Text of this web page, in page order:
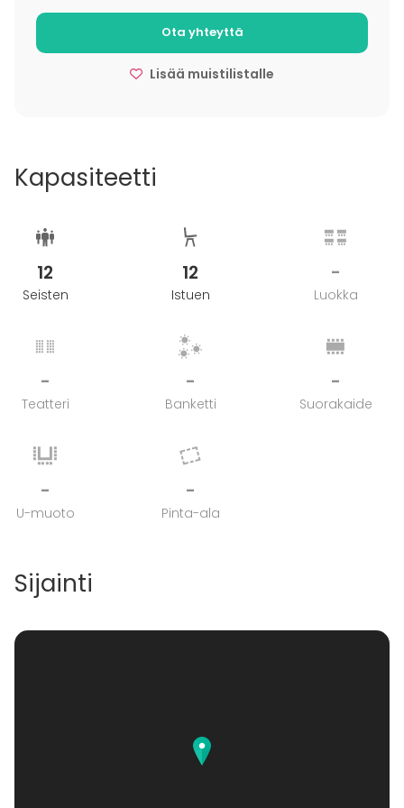
Varaajan tulee olla vähintään 30-vuotias.
Polttareiden järjestäminen tilassa ei ole sallittua.
Ota yhteyttä
Lisää muistilistalle
Kapasiteetti
12
Seisten
12
Istuen
-
Luokka
-
Teatteri
-
Banketti
-
Suorakaide
-
U-muoto
-
Pinta-ala
Sijainti